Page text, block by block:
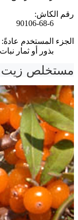
رقم الكاش:
90106-68-6
الجزء المستخدم عادةً:
بذور أو ثمار
مستخلص زيت